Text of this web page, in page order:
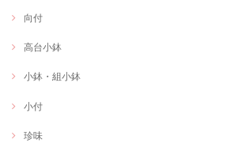
向付
高台小鉢
小鉢・組小鉢
小付
珍味